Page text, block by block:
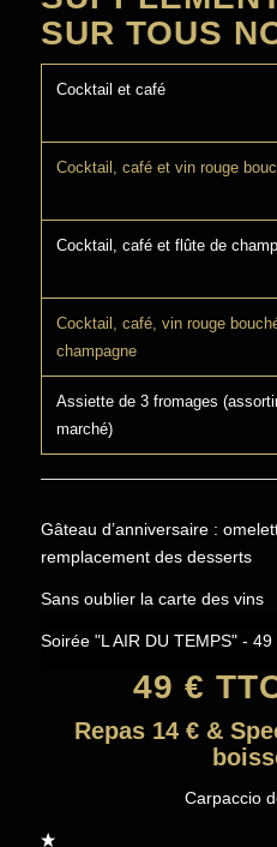
SUR TOUS
Cocktail et café
Cocktail, café et vin rouge
Cocktail, café et flûte de
Cocktail, café, vin rouge
champagne
Assiette de 3 fromages
marché)
Gâteau d’anniversaire :
remplacement des desserts
Sans oublier la carte des vins
Soirée "L AIR DU TEMPS" - 49
49 €
Repas 14 € &
Carpaccio